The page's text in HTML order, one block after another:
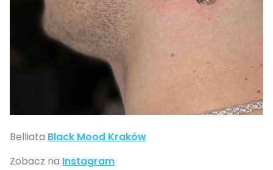
Belliata Black Mood Kraków
Zobacz na Instagram